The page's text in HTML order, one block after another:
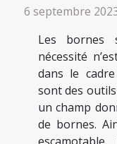
6 septembre
Les bornes
nécessité
dans le
sont des
un champ
de bornes.